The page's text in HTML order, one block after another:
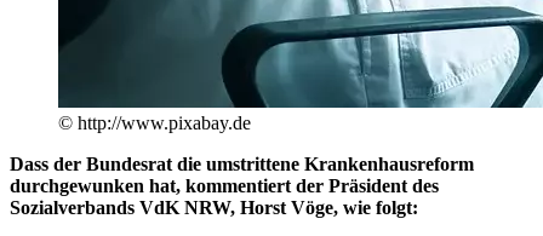
© http://www.pixabay.de
Dass der Bundesrat die umstrittene Krankenhausreform
durchgewunken hat, kommentiert der Präsident des
Sozialverbands VdK NRW, Horst Vöge, wie folgt: